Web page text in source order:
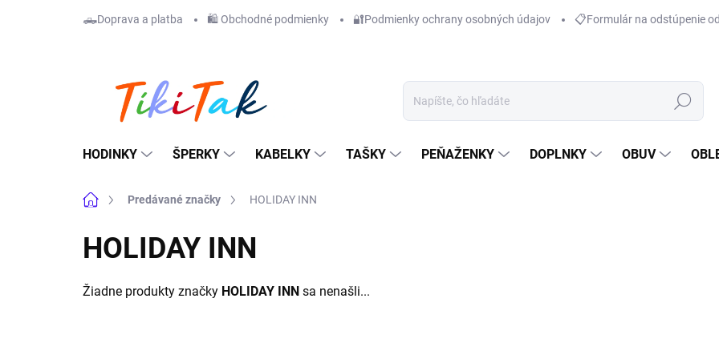
🛻Doprava a platba 🛍️ Obchodné podmienky 🔐Podmienky ochrany osobných údajov 📋Formulár na odstúpenie od
Hľadať
HODINKY ŠPERKY KABELKY TAŠKY PEŇAŽENKY DOPLNKY OBUV
DomovPredávané značky HOLIDAY INN
HOLIDAY INN
Žiadne produkty značky HOLIDAY INN sa nenašli...